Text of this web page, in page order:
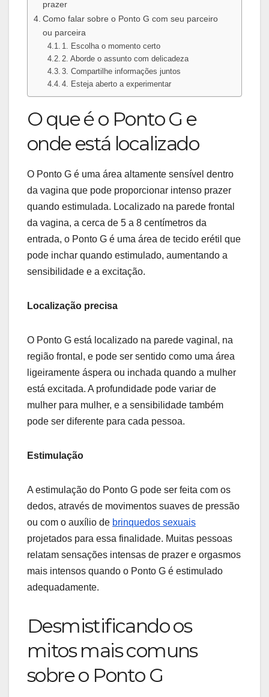
prazer
Como falar sobre o Ponto G com seu parceiro
ou parceira
1. Escolha o momento certo
2. Aborde o assunto com delicadeza
3. Compartilhe informações juntos
4. Esteja aberto a experimentar
O que é o Ponto G e
onde está localizado
O Ponto G é uma área altamente sensível dentro
da vagina que pode proporcionar intenso prazer
quando estimulada. Localizado na parede frontal
da vagina, a cerca de 5 a 8 centímetros da
entrada, o Ponto G é uma área de tecido erétil que
pode inchar quando estimulado, aumentando a
sensibilidade e a excitação.
Localização precisa
O Ponto G está localizado na parede vaginal, na
região frontal, e pode ser sentido como uma área
ligeiramente áspera ou inchada quando a mulher
está excitada. A profundidade pode variar de
mulher para mulher, e a sensibilidade também
pode ser diferente para cada pessoa.
Estimulação
A estimulação do Ponto G pode ser feita com os
dedos, através de movimentos suaves de pressão
ou com o auxílio de brinquedos sexuais
projetados para essa finalidade. Muitas pessoas
relatam sensações intensas de prazer e orgasmos
mais intensos quando o Ponto G é estimulado
adequadamente.
Desmistificando os
mitos mais comuns
sobre o Ponto G